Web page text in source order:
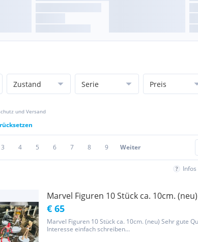
Zustand Serie Preis
und Versand
3 4 5 6 7 8 9 Weiter
Marvel Figuren 10 Stück ca. 10cm. (neu)
€ 65
Marvel Figuren 10 Stück ca. 10cm. (neu) Sehr gute
Interesse einfach schreiben…